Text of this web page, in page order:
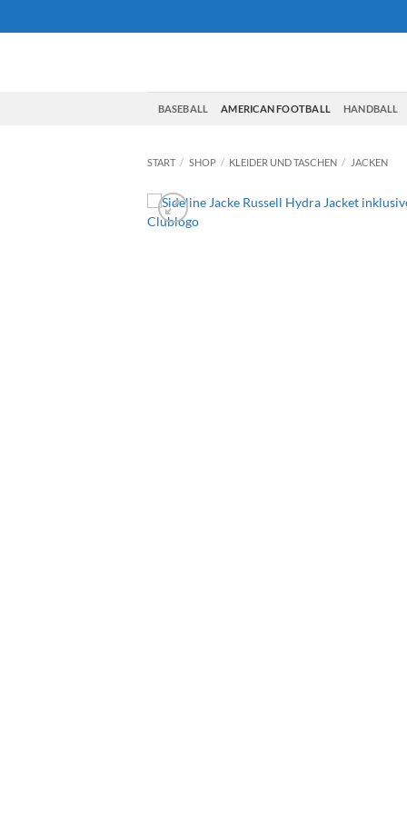
BASEBALL AMERICAN FOOTBALL HANDBALL
START / SHOP / KLEIDER UND TASCHEN / JACKEN